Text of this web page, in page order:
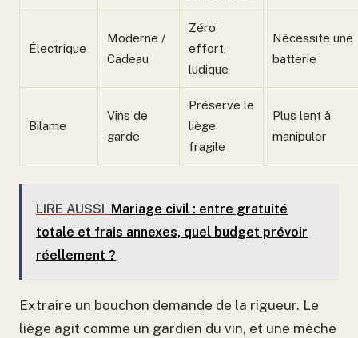
Électrique
Moderne /
Cadeau
Zéro
effort,
ludique
Nécessite une
batterie
Bilame
Vins de
garde
Préserve le
liège
fragile
Plus lent à
manipuler
LIRE AUSSI Mariage civil : entre gratuité
totale et frais annexes, quel budget prévoir
réellement ?
Extraire un bouchon demande de la rigueur. Le
liège agit comme un gardien du vin, et une mèche